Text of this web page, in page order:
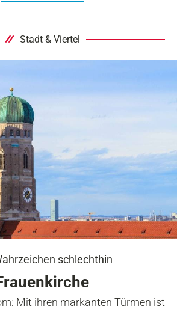
Stadt & Viertel
schlechthin
Mit ihren markanten Türmen ist